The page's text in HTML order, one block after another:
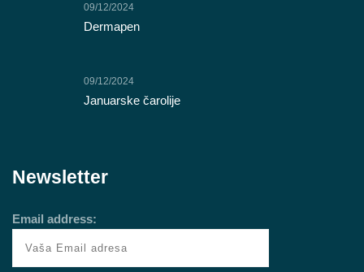
09/12/2024
Dermapen
09/12/2024
Januarske čarolije
Newsletter
Email address: